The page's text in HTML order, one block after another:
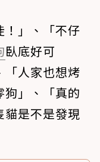
！」、「不仔
臥底好可
「人家也想烤
狗」、「真的
貓是不是發現